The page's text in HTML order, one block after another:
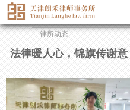
律所动态
法律暖人心，锦旗传谢